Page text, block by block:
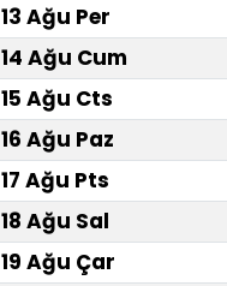
13 Ağu Per
14 Ağu Cum
15 Ağu Cts
16 Ağu Paz
17 Ağu Pts
18 Ağu Sal
19 Ağu Çar